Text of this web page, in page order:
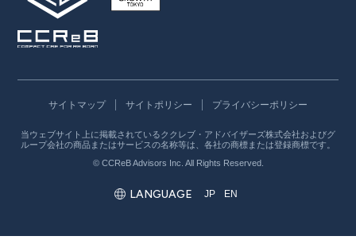
サイトマップ サイトポリシー プライバシーポリシー
当ウェブサイト上に掲載されているククレブ・アドバイザーズ株式会社およびグ
ループ会社の商品またはサービスの名称等は、各社の商標または登録商標です。
© CCReB Advisors Inc. All Rights Reserved.
LANGUAGE JP EN